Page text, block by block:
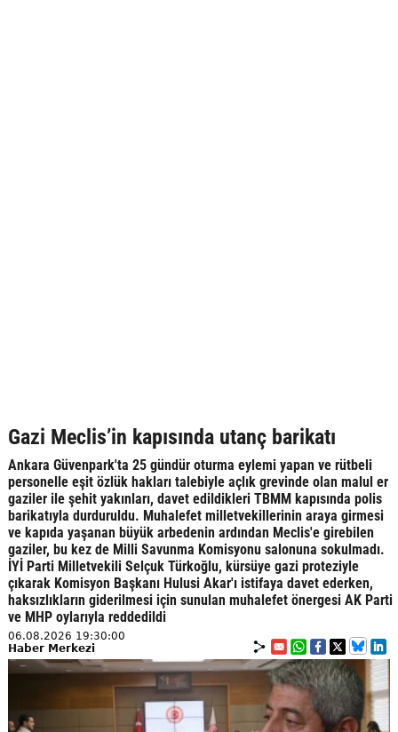
Gazi Meclis’in kapısında utanç barikatı
Ankara Güvenpark'ta 25 gündür oturma eylemi yapan ve rütbeli
personelle eşit özlük hakları talebiyle açlık grevinde olan malul er
gaziler ile şehit yakınları, davet edildikleri TBMM kapısında polis
barikatıyla durduruldu. Muhalefet milletvekillerinin araya girmesi
ve kapıda yaşanan büyük arbedenin ardından Meclis'e girebilen
gaziler, bu kez de Milli Savunma Komisyonu salonuna sokulmadı.
İYİ Parti Milletvekili Selçuk Türkoğlu, kürsüye gazi proteziyle
çıkarak Komisyon Başkanı Hulusi Akar'ı istifaya davet ederken,
haksızlıkların giderilmesi için sunulan muhalefet önergesi AK Parti
ve MHP oylarıyla reddedildi
06.08.2026 19:30:00
Haber Merkezi